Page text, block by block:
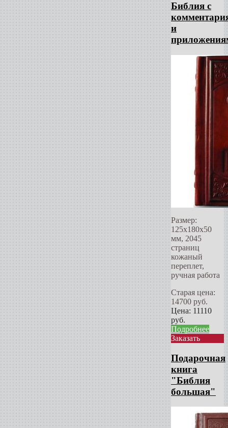
Библия с
и
Размер:
125х180х50
мм, 2045
страниц
кожаный
переплет,
ручная работа
Старая цена:
14700 руб.
Цена: 11110
руб.
Подробнее
Заказать
Подарочная
книга
"Библия
большая"